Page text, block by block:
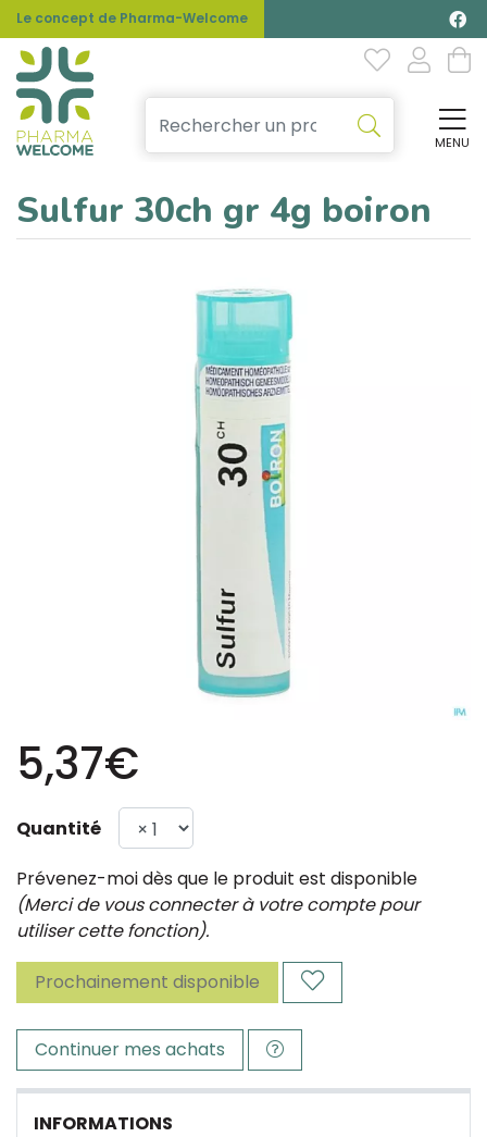
Le concept de Pharma-Welcome
MENU
Sulfur 30ch gr 4g boiron
5,37€
Quantité
Prévenez-moi dès que le produit est disponible
(Merci de vous connecter à votre compte pour
utiliser cette fonction).
Prochainement disponible
Continuer mes achats
INFORMATIONS